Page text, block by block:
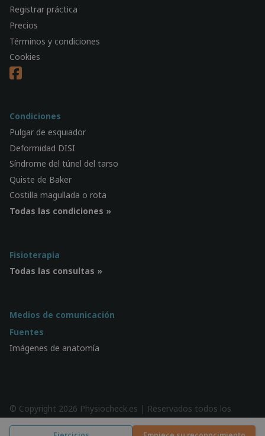
Registrar práctica
Precios
Términos y condiciones
Cookies
Condiciones
Pulgar de esquiador
Deformidad DISI
Síndrome del túnel del tarso
Quiste de Baker
Costilla magullada o rota
Todas las condiciones »
Fisioterapia
Todas las consultas »
Medios de comunicación
Fuentes
Imágenes de anatomía
© Copyright 2026 Physiocheck.es | Reservados todos los
derechos |Privacidad| Diseño:SWiF